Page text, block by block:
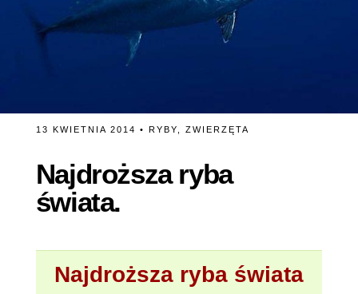
13 KWIETNIA 2014 • RYBY ZWIERZĘTA
Najdroższa ryba
świata.
Najdroższa ryba świata